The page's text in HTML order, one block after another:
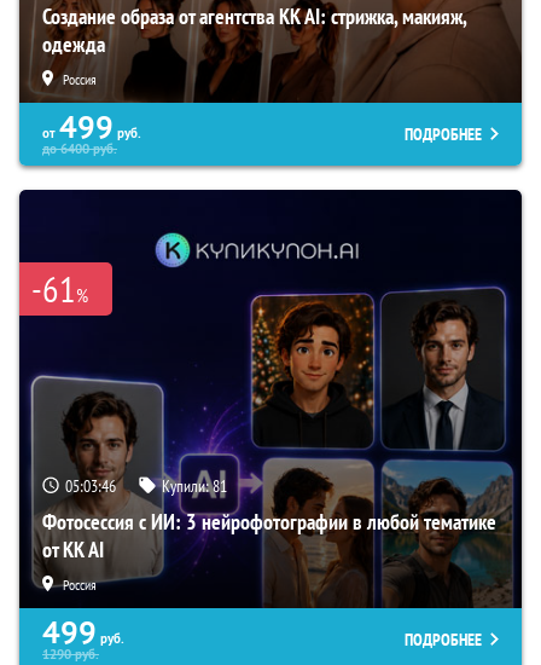
Создание образа от агентства KK AI: стрижка, макияж,
одежда
Россия
от 499 руб.
до6400руб.
ПОДРОБНЕЕ
-61%
05:03:45 Купили:81
Фотосессия с ИИ: 3 нейрофотографии в любой тематике
от KK AI
Россия
499 руб.
1290руб.
ПОДРОБНЕЕ